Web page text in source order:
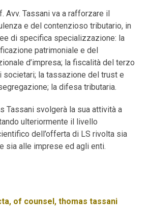
Avv. Tassani va a rafforzare il
e del contenzioso tributario, in
di specifica specializzazione: la
patrimoniale e del
d’impresa; la fiscalità del terzo
societari; la tassazione del trust e
la difesa tributaria.
Tassani svolgerà la sua attività a
ulteriormente il livello
dell’offerta di LS rivolta sia
sia alle imprese ed agli enti.
, of counsel, thomas tassani